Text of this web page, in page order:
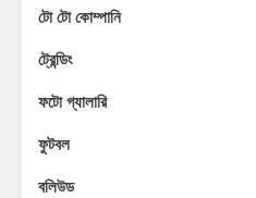
টো টো কোম্পানি
ট্রেন্ডিং
ফটো গ্যালারি
ফুটবল
বলিউড